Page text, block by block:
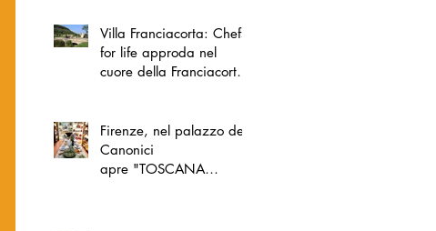
Villa Franciacorta: Chefs
for life approda nel
cuore della Franciacorta,
Firenze, nel palazzo dei
Canonici
apre "TOSCANA